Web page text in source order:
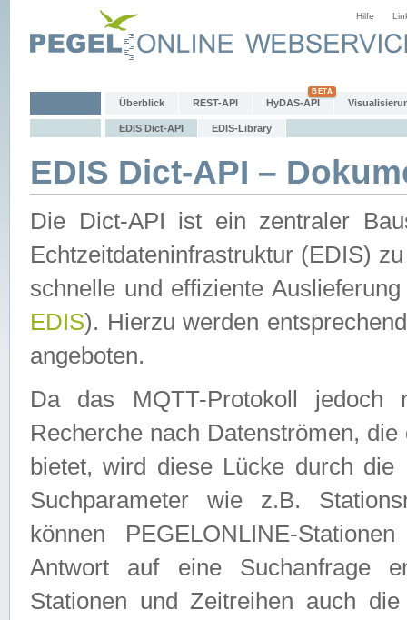
Hilfe
Überblick REST-API HyDAS-API
EDIS Dict-API EDIS-Library
EDIS Dict-API –
Die Dict-API ist ein zentraler
Echtzeitdateninfrastruktur (EDIS)
schnelle und effiziente
EDIS). Hierzu werden
angeboten.
Da das MQTT-Protokoll jedoch
Recherche nach Datenströmen,
bietet, wird diese Lücke durch die
Suchparameter wie z.B.
können PEGELONLINE-
Antwort auf eine Suchanfrage
Stationen und Zeitreihen auch